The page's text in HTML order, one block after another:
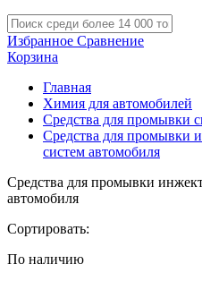
Избранное Сравнение
Корзина
Главная
Химия для автомобилей
Средства для промывки
Средства для промывки
систем автомобиля
Средства для промывки
автомобиля
Сортировать:
По наличию